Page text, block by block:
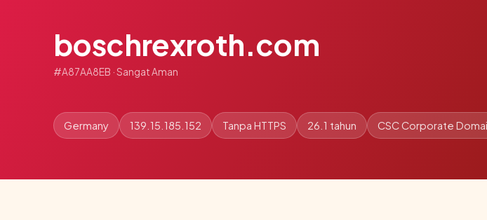
boschrexroth.com
#A87AA8EB · Sangat Aman
Germany 139.15.185.152 Tanpa HTTPS 26.1 tahun CSC Corporate